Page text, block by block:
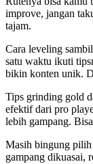
improve, jangan
tajam.
Cara leveling
satu waktu ikuti
bikin konten unik.
Tips grinding gold
efektif dari pro
lebih gampang.
Masih bingung pilih
gampang dikuasai,